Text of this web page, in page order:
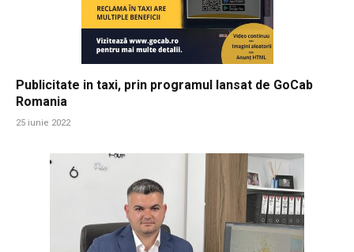
Publicitate in taxi, prin programul lansat de GoCab
Romania
25 iunie 2022